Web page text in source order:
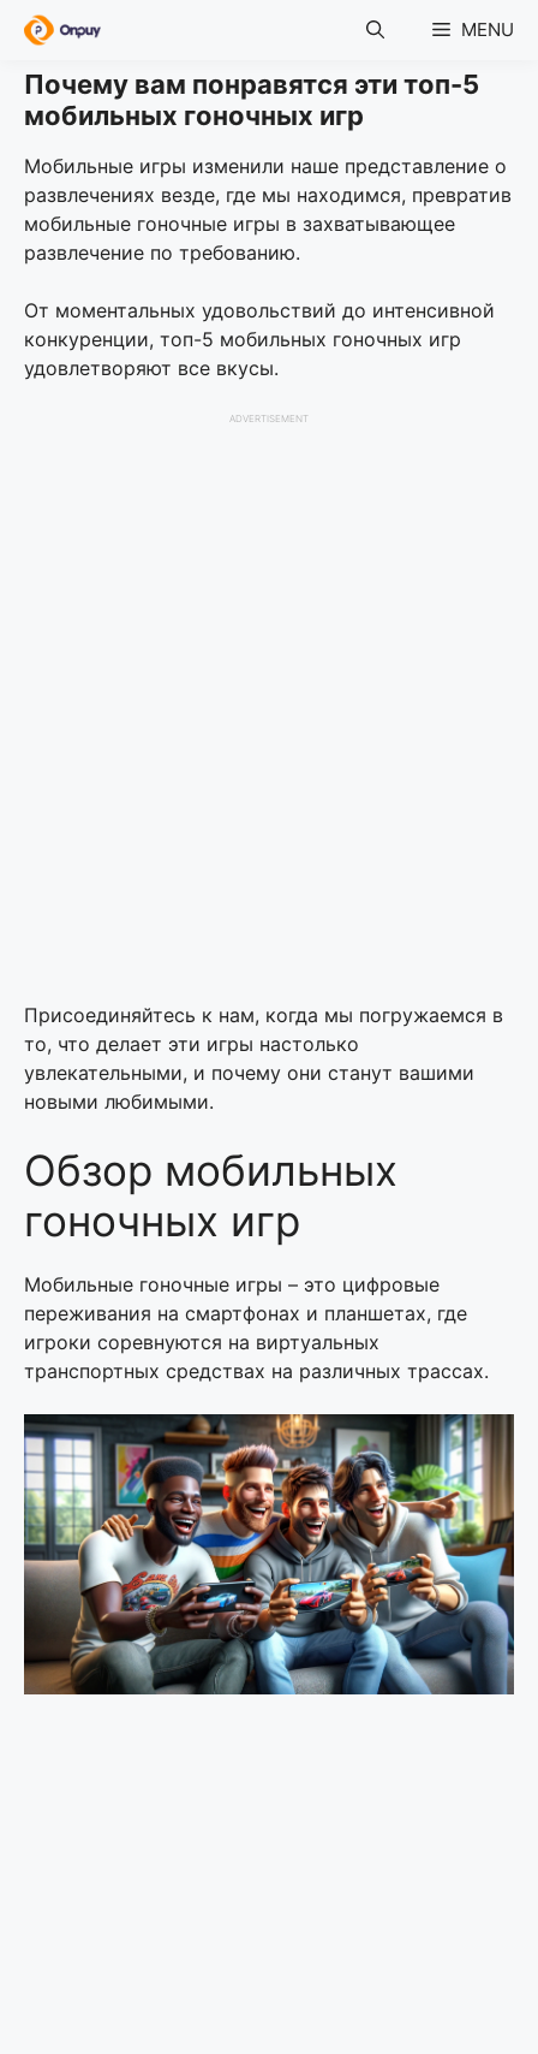
Skip
content
MENU
Почему вам понравятся эти топ-5
мобильных гоночных игр
Мобильные игры изменили наше представление о
развлечениях везде, где мы находимся, превратив
мобильные гоночные игры в захватывающее
развлечение по требованию.
От моментальных удовольствий до интенсивной
конкуренции, топ-5 мобильных гоночных игр
удовлетворяют все вкусы.
ADVERTISEMENT
Присоединяйтесь к нам, когда мы погружаемся в
то, что делает эти игры настолько
увлекательными, и почему они станут вашими
новыми любимыми.
Обзор мобильных
гоночных игр
Мобильные гоночные игры – это цифровые
переживания на смартфонах и планшетах, где
игроки соревнуются на виртуальных
транспортных средствах на различных трассах.